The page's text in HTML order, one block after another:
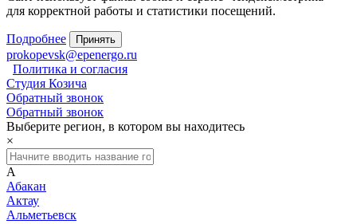
для корректной работы и статистики посещений.
Подробнее Принять
prokopevsk@epenergo.ru
Политика и согласия
Студия Козича
Обратный звонок
Обратный звонок
Выберите регион, в котором вы находитесь
×
А
Абакан
Актау
Альметьевск